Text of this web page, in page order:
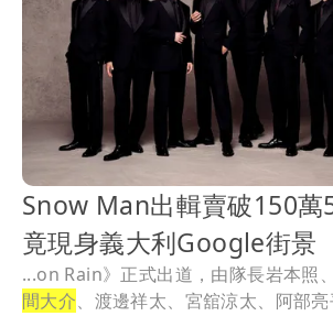
Snow Man出輯賣破150萬
竟現身義大利Google街景
...on Rain》正式出道，由隊長岩本照
間大介、渡邊祥太、宮舘涼太、阿部